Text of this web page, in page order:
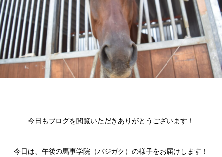
今日もブログを閲覧いただきありがとうございます！
今日は、午後の馬事学院（バジガク）の様子をお届けします！